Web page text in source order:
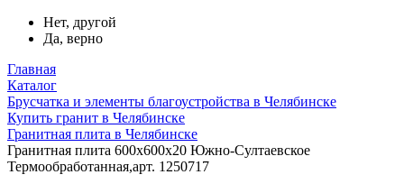
Нет, другой
Да, верно
Главная
Каталог
Брусчатка и элементы благоустройства в Челябинске
Купить гранит в Челябинске
Гранитная плита в Челябинске
Гранитная плита 600х600x20 Южно-Султаевское
Термообработанная,арт. 1250717